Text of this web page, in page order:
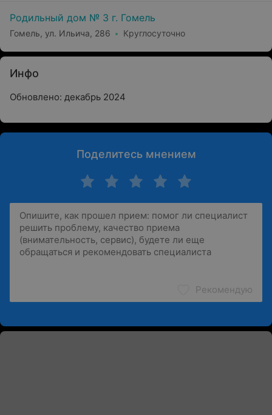
Родильный дом № 3 г. Гомель
Гомель, ул. Ильича, 286 Круглосуточно
Инфо
Обновлено: декабрь 2024
Поделитесь мнением
Рекомендую